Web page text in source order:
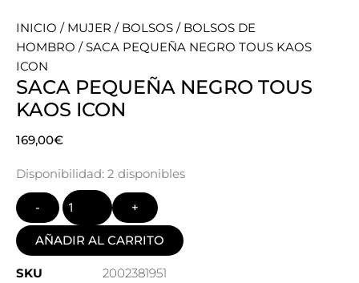
INICIO / MUJER / BOLSOS / BOLSOS DE
HOMBRO / SACA PEQUEÑA NEGRO TOUS KAOS
ICON
SACA PEQUEÑA NEGRO TOUS
KAOS ICON
169,00€
Disponibilidad: 2 disponibles
Quantity
AÑADIR AL CARRITO
SKU
2002381951